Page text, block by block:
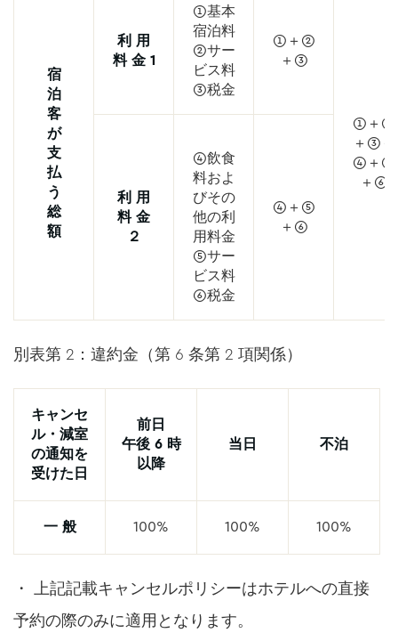
宿
泊
客
が
支
払
う
総
額
利 用
料 金 1
①基本
宿泊料
②サー
ビス料
③税金
①＋②
＋③
①＋②
＋③＋
④＋⑤
＋⑥
利 用
料 金
２
④飲食
料およ
びその
他の利
用料金
⑤サー
ビス料
⑥税金
④＋⑤
＋⑥
別表第 2：違約金（第 6 条第 2 項関係）
キャンセ
ル・減室
の通知を
受けた日
前日
午後 6 時
以降
当日 不泊
一 般 100% 100% 100%
・ 上記記載キャンセルポリシーはホテルへの直接
予約の際のみに適用となります。